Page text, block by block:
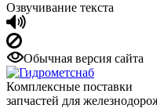
Озвучивание текста
Обычная версия сайта
Комплексные поставки
запчастей для